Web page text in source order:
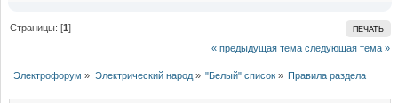
ПЕЧАТЬ
Страницы: [1]
« предыдущая тема следующая тема »
Электрофорум » Электрический народ» "Белый" список» Правила раздела